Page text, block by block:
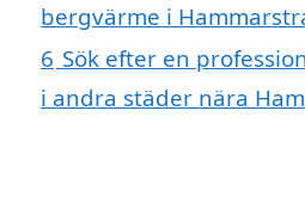
bergvärme i
6 Sök efter en
i andra städer nära